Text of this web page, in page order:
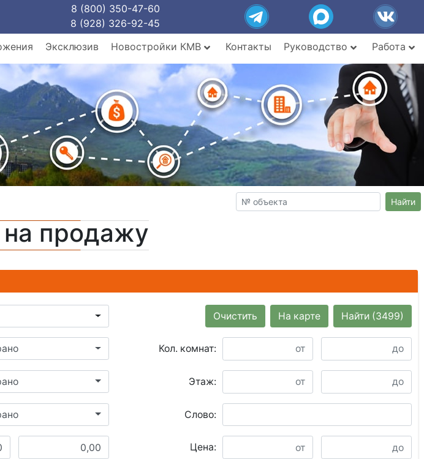
8 (800) 350-47-60
8 (928) 326-92-45
Эксклюзив Новостройки КМВ Контакты Руководство Работа
Найти
продажу
Найти (3499)
На карте
Очистить
Кол. комнат:
Этаж:
Слово:
Цена: